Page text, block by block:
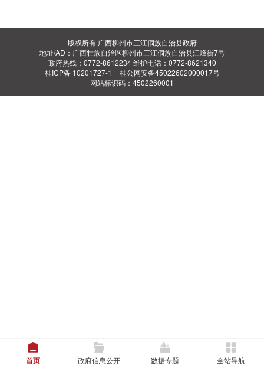
版权所有 广西柳州市三江侗族自治县政府
地址/AD：广西壮族自治区柳州市三江侗族自治县江峰街7号
政府热线：0772-8612234 维护电话：0772-8621340
桂ICP备 10201727-1
桂公网安备45022602000017号
网站标识码：4502260001
首页 政府信息公开 数据专题 全站导航